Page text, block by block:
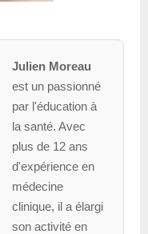
Julien Moreau
est un passionné
par l'éducation à
la santé. Avec
plus de 12 ans
d'expérience en
médecine
clinique, il a élargi
son activité en